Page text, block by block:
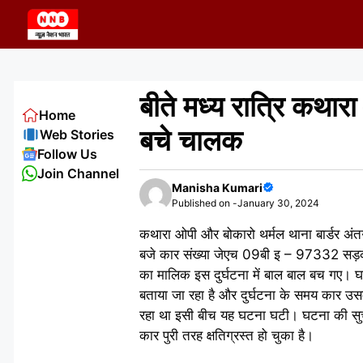
content
बीते मध्य रात्रि
बचे चालक
Manisha Kumari
Published on -January 30, 2024
कथारा ओपी और बोकारो थर्मल थाना बार्डर
बजे कार संख्या जेएच 09बी इ – 97332 सड़क
का मालिक इस दुर्घटना में बाल बाल बच गए।
बताया जा रहा है और दुर्घटना के समय कार
रहा था इसी बीच यह घटना घटी। घटना की
कार पुरी तरह क्षतिग्रस्त हो चुका है।
Home
Web Stories
Follow Us
Join Channel